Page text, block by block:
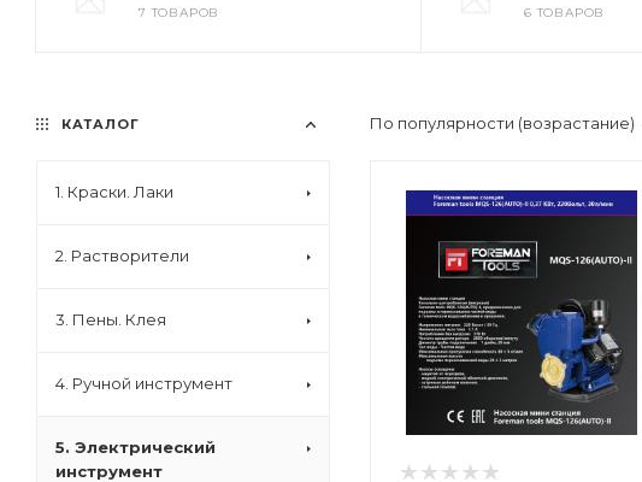
7 ТОВАРОВ 6 ТОВАРОВ
По популярности (возрастание)
КАТАЛОГ
1. Краски. Лаки
2. Растворители
3. Пены. Клея
4. Ручной инструмент
5. Электрический
инструмент